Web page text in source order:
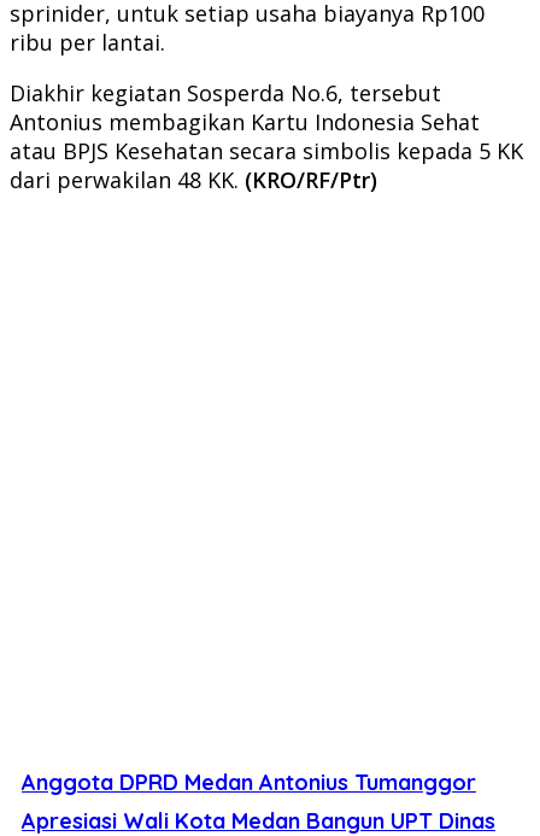
sprinider, untuk setiap usaha biayanya Rp100
ribu per lantai.
Diakhir kegiatan Sosperda No.6, tersebut
Antonius membagikan Kartu Indonesia Sehat
atau BPJS Kesehatan secara simbolis kepada 5 KK
dari perwakilan 48 KK. (KRO/RF/Ptr)
Anggota DPRD Medan Antonius Tumanggor
Apresiasi Wali Kota Medan Bangun UPT Dinas